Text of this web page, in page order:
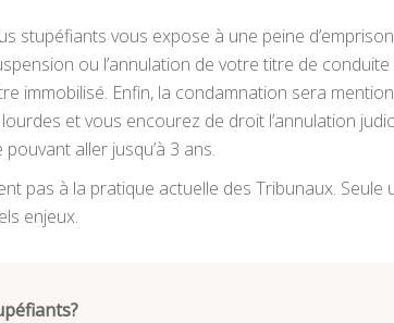
vous expose à une peine
ou l’annulation de votre titre de
immobilisé. Enfin, la condamnation sera
et vous encourez de droit l’annulation
aller jusqu’à 3 ans.
pas à la pratique actuelle des Tribunaux.
enjeux.